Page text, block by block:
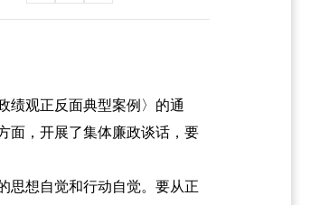
绩观正反面典型案例〉的通
面，开展了集体廉政谈话，要
思想自觉和行动自觉。要从正